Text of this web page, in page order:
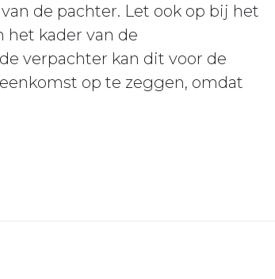
de pachter. Let ook op bij het
het kader van de
verpachter kan dit voor de
op te zeggen, omdat